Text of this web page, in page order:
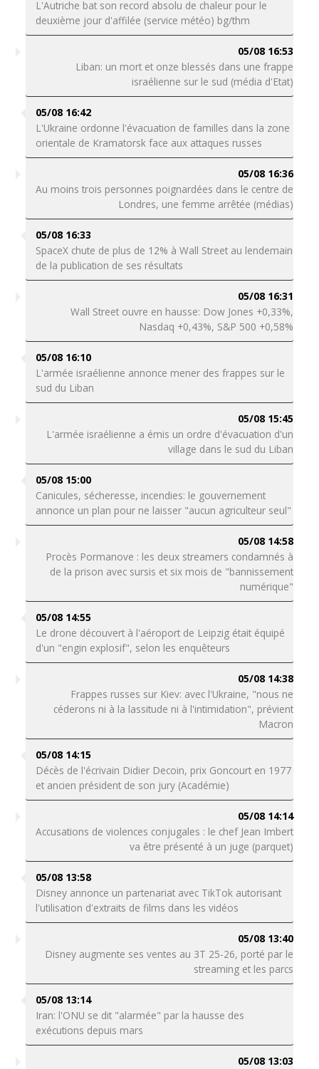
L'Autriche bat son record absolu de chaleur pour le
deuxième jour d'affilée (service météo) bg/thm
05/08 16:53
Liban: un mort et onze blessés dans une frappe
israélienne sur le sud (média d'Etat)
05/08 16:42
L'Ukraine ordonne l'évacuation de familles dans la zone
orientale de Kramatorsk face aux attaques russes
05/08 16:36
Au moins trois personnes poignardées dans le centre de
Londres, une femme arrêtée (médias)
05/08 16:33
SpaceX chute de plus de 12% à Wall Street au lendemain
de la publication de ses résultats
05/08 16:31
Wall Street ouvre en hausse: Dow Jones +0,33%,
Nasdaq +0,43%, S&P 500 +0,58%
05/08 16:10
L'armée israélienne annonce mener des frappes sur le
sud du Liban
05/08 15:45
L'armée israélienne a émis un ordre d'évacuation d'un
village dans le sud du Liban
05/08 15:00
Canicules, sécheresse, incendies: le gouvernement
annonce un plan pour ne laisser "aucun agriculteur seul"
05/08 14:58
Procès Pormanove : les deux streamers condamnés à
de la prison avec sursis et six mois de "bannissement
numérique"
05/08 14:55
Le drone découvert à l'aéroport de Leipzig était équipé
d'un "engin explosif", selon les enquêteurs
05/08 14:38
Frappes russes sur Kiev: avec l'Ukraine, "nous ne
céderons ni à la lassitude ni à l'intimidation", prévient
Macron
05/08 14:15
Décès de l'écrivain Didier Decoin, prix Goncourt en 1977
et ancien président de son jury (Académie)
05/08 14:14
Accusations de violences conjugales : le chef Jean Imbert
va être présenté à un juge (parquet)
05/08 13:58
Disney annonce un partenariat avec TikTok autorisant
l'utilisation d'extraits de films dans les vidéos
05/08 13:40
Disney augmente ses ventes au 3T 25-26, porté par le
streaming et les parcs
05/08 13:14
Iran: l'ONU se dit "alarmée" par la hausse des
exécutions depuis mars
05/08 13:03